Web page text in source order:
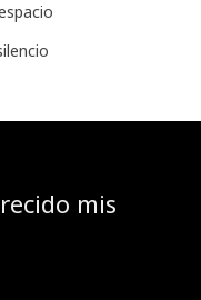
mis